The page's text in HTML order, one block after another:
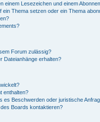
einem Lesezeichen und einem
ein Thema setzen oder ein Thema
Forum zulässig?
Dateianhänge erhalten?
enthalten?
es Beschwerden oder juristische
Boards kontaktieren?